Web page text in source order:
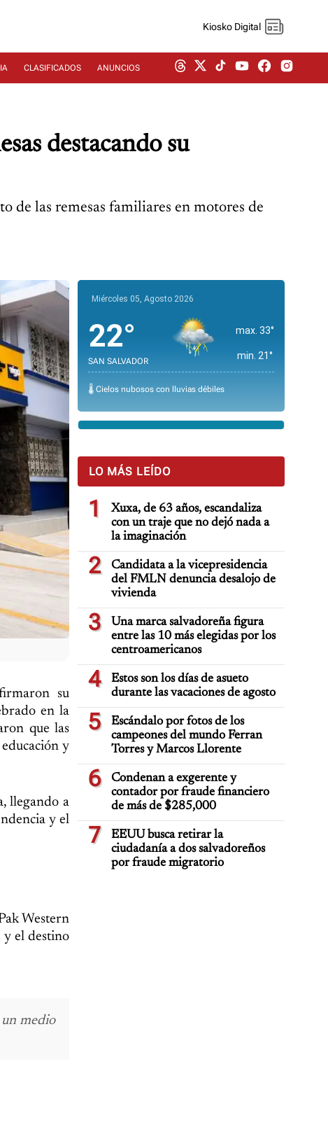
Kiosko Digital
IA CLASIFICADOS ANUNCIOS
destacando su
de las remesas familiares en motores de
su
en la
que las
y
llegando a
y el
Western
y el destino
medio
Miércoles 05, Agosto 2026
22°
SAN SALVADOR
max. 33°
min. 21°
🌡️ Cielos nubosos con lluvias débiles
LO MÁS LEÍDO
1
Xuxa, de 63 años, escandaliza
con un traje que no dejó nada a
la imaginación
2
Candidata a la vicepresidencia
del FMLN denuncia desalojo de
vivienda
3
Una marca salvadoreña figura
entre las 10 más elegidas por los
centroamericanos
4
Estos son los días de asueto
durante las vacaciones de agosto
5
Escándalo por fotos de los
campeones del mundo Ferran
Torres y Marcos Llorente
6
Condenan a exgerente y
contador por fraude financiero
de más de $285,000
7
EEUU busca retirar la
ciudadanía a dos salvadoreños
por fraude migratorio